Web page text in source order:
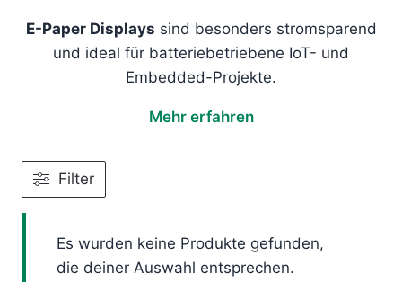
E-Paper Displays sind besonders stromsparend
und ideal für batteriebetriebene IoT- und
Embedded-Projekte.
Mehr erfahren
Filter
Es wurden keine Produkte gefunden,
die deiner Auswahl entsprechen.